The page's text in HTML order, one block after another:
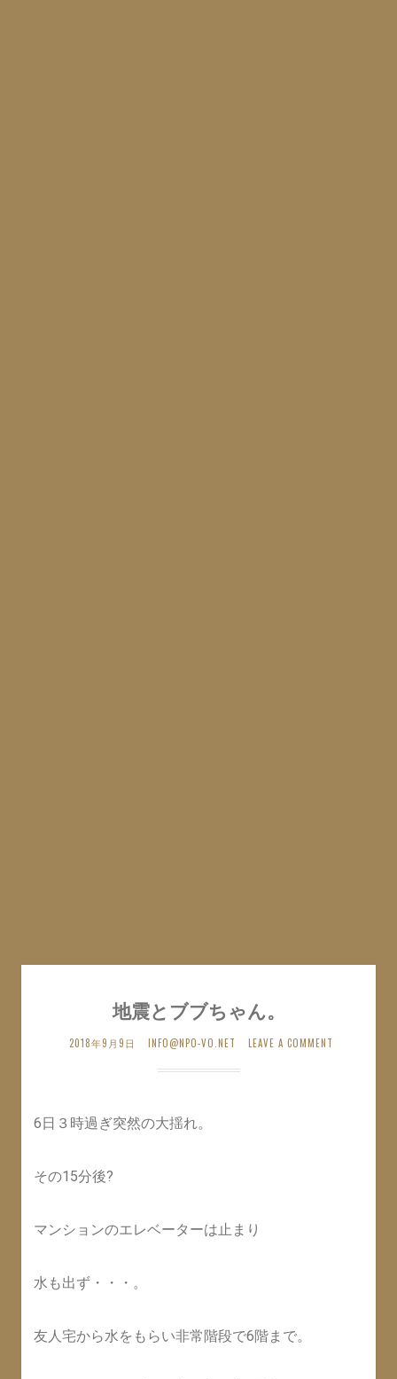
地震とブブちゃん。
2018年9月9日 INFO@NPO-VO.NET LEAVE A COMMENT
6日３時過ぎ突然の大揺れ。
その15分後?
マンションのエレベーターは止まり
水も出ず・・・。
友人宅から水をもらい非常階段で6階まで。